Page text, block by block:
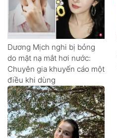
Dương Mịch nghi bị bỏng
do mặt nạ mắt hơi nước:
Chuyên gia khuyến cáo một
điều khi dùng